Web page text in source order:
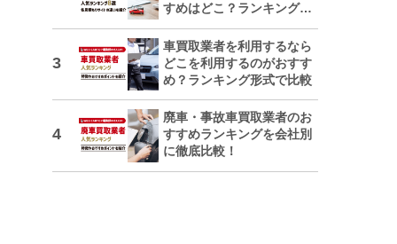
すめはどこ？ランキングで
車買取業者を利用するなら
どこを利用するのがおすす
め？ランキング形式で比較
廃車・事故車買取業者のお
すすめランキングを会社別
に徹底比較！